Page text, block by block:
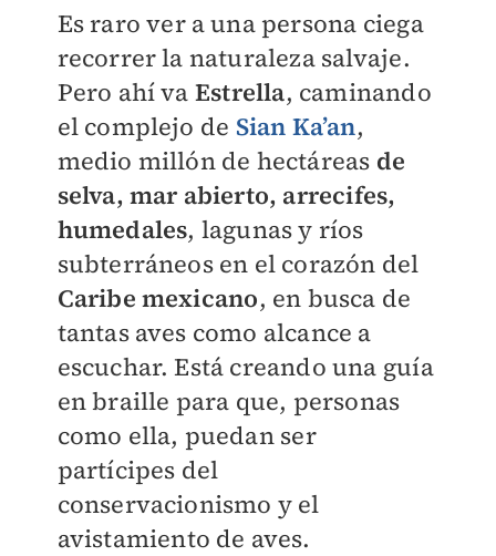
Es raro ver a una persona ciega
recorrer la naturaleza salvaje.
Pero ahí va Estrella, caminando
el complejo de Sian Ka’an,
medio millón de hectáreas de
selva, mar abierto, arrecifes,
humedales, lagunas y ríos
subterráneos en el corazón del
Caribe mexicano, en busca de
tantas aves como alcance a
escuchar. Está creando una guía
en braille para que, personas
como ella, puedan ser
partícipes del
conservacionismo y el
avistamiento de aves.